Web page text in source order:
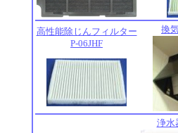
高性能除じんフィルター
P-06JHF
換
浄水